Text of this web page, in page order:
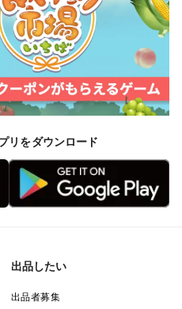
リをダウンロード
出品したい
出品者募集